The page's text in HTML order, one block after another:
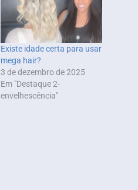
Existe idade certa para usar
mega hair?
3 de dezembro de 2025
Em "Destaque 2-
envelhescência"